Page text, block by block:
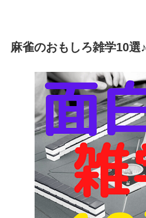
麻雀のおもしろ雑学10選♪